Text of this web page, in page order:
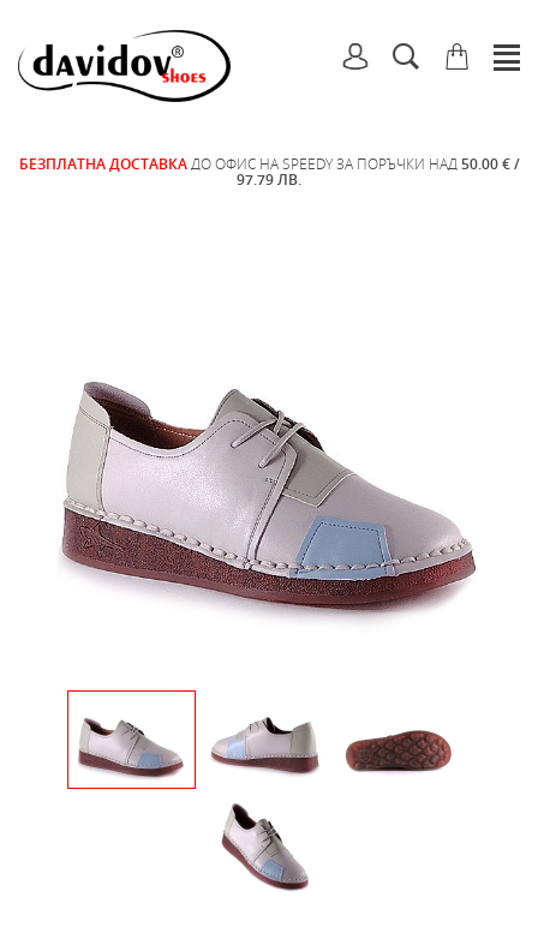
БЕЗПЛАТНА ДОСТАВКА ДО ОФИС НА SPEEDY ЗА ПОРЪЧКИ НАД 50.00 € /
97.79 ЛВ.